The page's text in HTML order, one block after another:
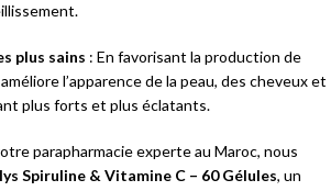
plus sains : En favorisant la production de
l’apparence de la peau, des cheveux et
plus forts et plus éclatants.
parapharmacie experte au Maroc, nous
Spiruline & Vitamine C – 60 Gélules, un